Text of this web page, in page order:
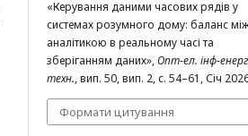
«Керування даними часових рядів у
системах розумного дому: баланс
аналітикою в реальному часі та
зберіганням даних»,Опт-ел. інф-
техн., вип. 50, вип. 2, с. 54–61, Січ
Формати цитування